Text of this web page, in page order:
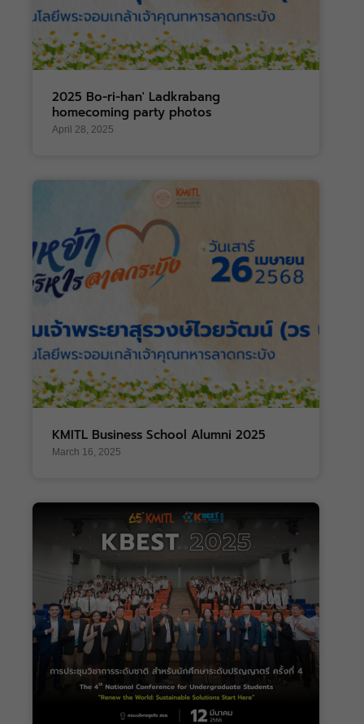
2025 Bo-ri-han' Ladkrabang
homecoming party photos
April 28, 2025
KMITL Business School Alumni 2025
March 16, 2025